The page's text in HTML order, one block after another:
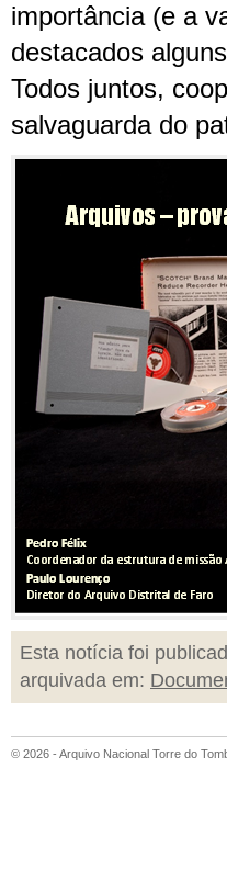
importância (e a
destacados
Todos juntos,
salvaguarda do
Esta notícia foi
arquivada em:
© 2026 - Arquivo Nacional Torre do